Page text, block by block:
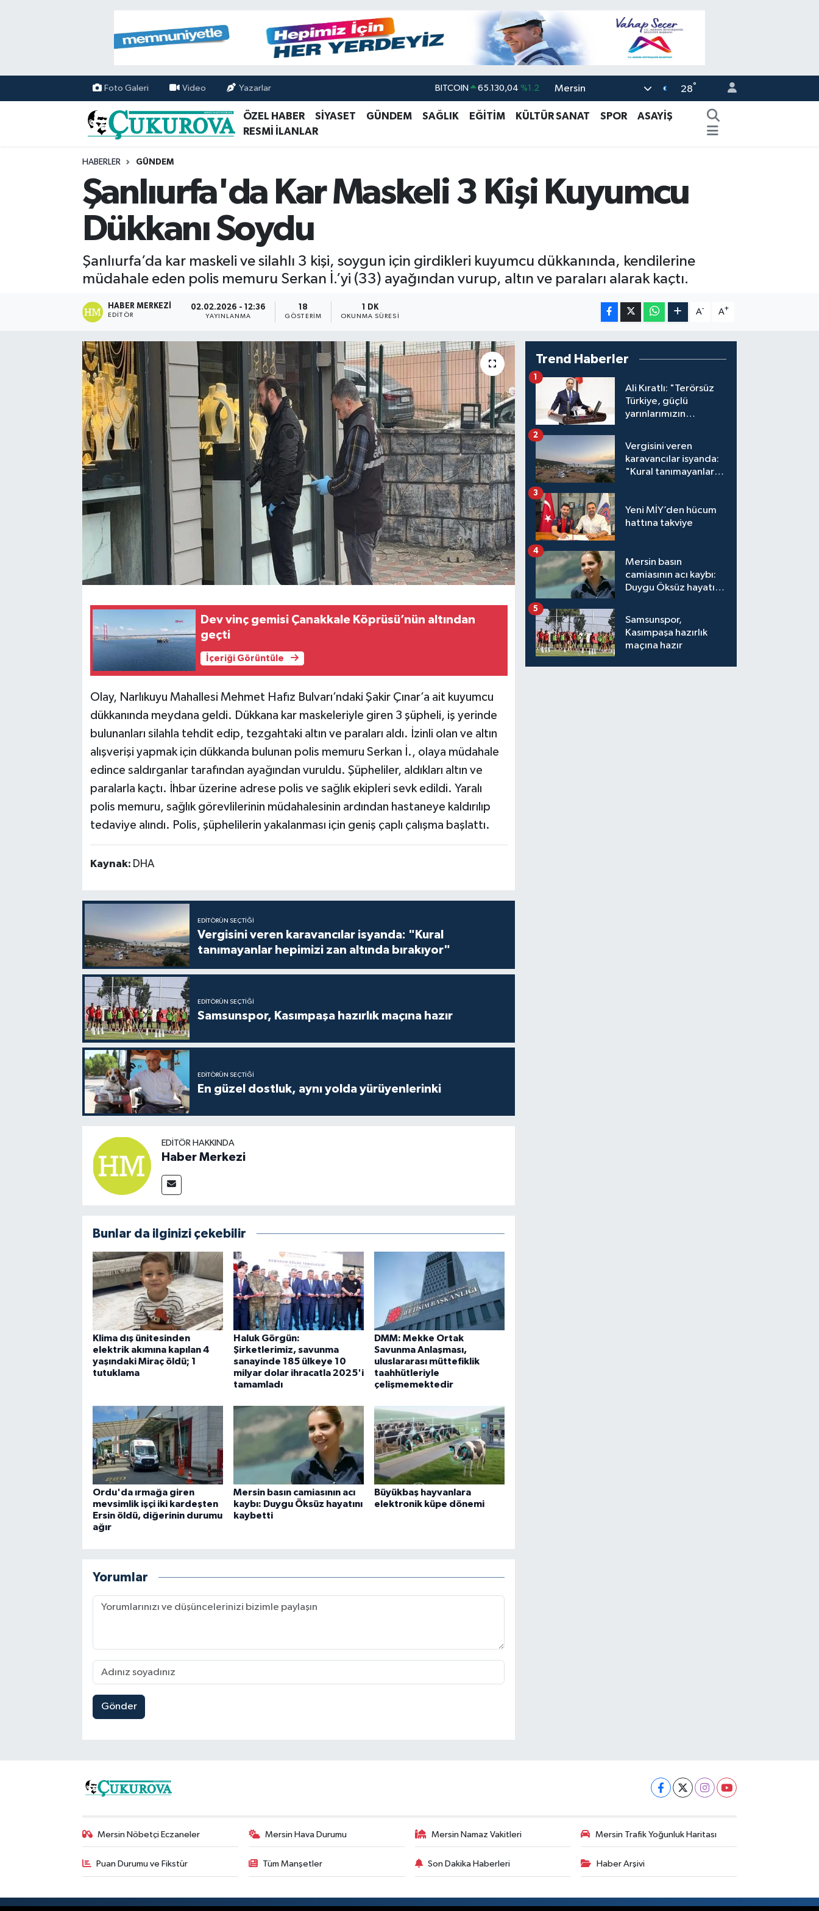
Foto Galeri Video Yazarlar
DOLAR 47,7106 %0.17
BİST100 13.773 %-19
Mersin 28°
ÖZEL HABER SİYASET GÜNDEM SAĞLIK EĞİTİM KÜLTÜR SANAT SPOR
ASAYİŞ
RESMİ İLANLAR
HABERLER GÜNDEM
Şanlıurfa'da Kar Maskeli 3 Kişi Kuyumcu
Dükkanı Soydu
Şanlıurfa’da kar maskeli ve silahlı 3 kişi, soygun için girdikleri kuyumcu dükkanında, kendilerine
müdahale eden polis memuru Serkan İ.’yi (33) ayağından vurup, altın ve paraları alarak kaçtı.
HABER MERKEZI
EDITÖR
02.02.2026 - 12:36
YAYINLANMA
18
GÖSTERIM
1 DK
OKUNMA SÜRESI
A- A+
Dev vinç gemisi Çanakkale Köprüsü’nün altından
geçti
İçeriği Görüntüle
Olay, Narlıkuyu Mahallesi Mehmet Hafız Bulvarı’ndaki Şakir Çınar’a ait kuyumcu
dükkanında meydana geldi. Dükkana kar maskeleriyle giren 3 şüpheli, iş yerinde
bulunanları silahla tehdit edip, tezgahtaki altın ve paraları aldı. İzinli olan ve altın
alışverişi yapmak için dükkanda bulunan polis memuru Serkan İ., olaya müdahale
edince saldırganlar tarafından ayağından vuruldu. Şüpheliler, aldıkları altın ve
paralarla kaçtı. İhbar üzerine adrese polis ve sağlık ekipleri sevk edildi. Yaralı
polis memuru, sağlık görevlilerinin müdahalesinin ardından hastaneye kaldırılıp
tedaviye alındı. Polis, şüphelilerin yakalanması için geniş çaplı çalışma başlattı.
Kaynak: DHA
EDITÖRÜN SEÇTIĞI
Vergisini veren karavancılar isyanda: "Kural
tanımayanlar hepimizi zan altında bırakıyor"
EDITÖRÜN SEÇTIĞI
Samsunspor, Kasımpaşa hazırlık maçına hazır
EDITÖRÜN SEÇTIĞI
En güzel dostluk, aynı yolda yürüyenlerinki
EDITÖR HAKKINDA
Haber Merkezi
Bunlar da ilginizi çekebilir
Klima dış ünitesinden
elektrik akımına kapılan 4
yaşındaki Miraç öldü; 1
tutuklama
Haluk Görgün:
Şirketlerimiz, savunma
sanayinde 185 ülkeye 10
milyar dolar ihracatla 2025'i
tamamladı
DMM: Mekke Ortak
Savunma Anlaşması,
uluslararası müttefiklik
taahhütleriyle
çelişmemektedir
Ordu'da ırmağa giren
mevsimlik işçi iki kardeşten
Ersin öldü, diğerinin durumu
ağır
Mersin basın camiasının acı
kaybı: Duygu Öksüz hayatını
kaybetti
Büyükbaş hayvanlara
elektronik küpe dönemi
Yorumlar
Gönder
Trend Haberler
Ali Kıratlı: "Terörsüz
Türkiye, güçlü
yarınlarımızın
1
Vergisini veren
karavancılar isyanda:
"Kural tanımayanlar
2
Yeni MİY’den hücum
hattına takviye
3
Mersin basın
camiasının acı kaybı:
Duygu Öksüz hayatını
4
Samsunspor,
Kasımpaşa hazırlık
maçına hazır
5
Mersin Nöbetçi Eczaneler Mersin Hava Durumu Mersin Namaz Vakitleri Mersin Trafik Yoğunluk Haritası
Puan Durumu ve Fikstür Tüm Manşetler Son Dakika Haberleri Haber Arşivi
Mersin Nöbetçi Eczaneler
Mersin Hava Durumu
Mersin Namaz Vakitleri
Mersin Trafik Yoğunluk Haritası
Tüm Manşetler
Son Dakika Haberleri
Haber Arşivi